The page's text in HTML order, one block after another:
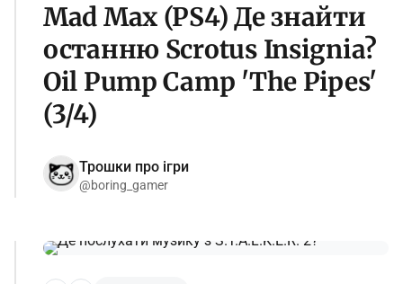
Mad Max (PS4) Де знайти
останню Scrotus Insignia?
Oil Pump Camp 'The Pipes'
(3/4)
Трошки про ігри
@boring_gamer